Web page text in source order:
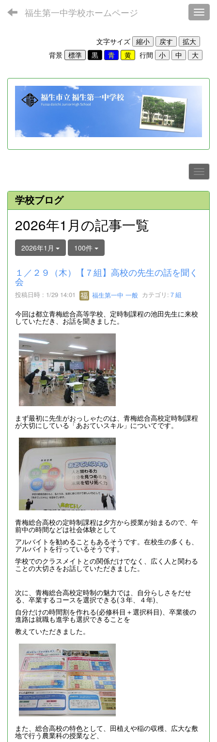
福生第一中学校ホームページ
文字サイズ
背景
行間
学校ブログ
2026年1月の記事一覧
2026年1月 100件
１／２９（木）【７組】高校の先生の話を聞く
会
投稿日時 : 1/29 14:01 福生第一中 一般 カテゴリ: ７組
今回は都立青梅総合高等学校、定時制課程の池田先生に来校
していただき、お話を聞きました。
まず最初に先生がおっしゃたのは、青梅総合高校定時制課程
が大切にしている「あおていスキル」についてです。
青梅総合高校の定時制課程は夕方から授業が始まるので、午
前中の時間などは社会体験として
アルバイトを勧めることもあるそうです。在校生の多くも、
アルバイトを行っているそうです。
学校でのクラスメイトとの関係だけでなく、広く人と関わる
ことの大切さをお話していただきました。
次に、青梅総合高校定時制の魅力では、自分らしさをだせ
る、卒業するコースを選択できる(３年、４年)、
自分だけの時間割を作れる(必修科目＋選択科目)、卒業後の
進路は就職も進学も選択できることを
教えていただきました。
また、総合高校の特色として、田植えや稲の収穫、広大な敷
地で行う農業科の授業など、